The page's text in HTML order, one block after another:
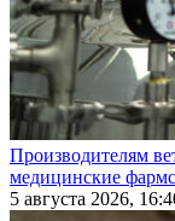
Производителям
медицинские
5 августа 2026,